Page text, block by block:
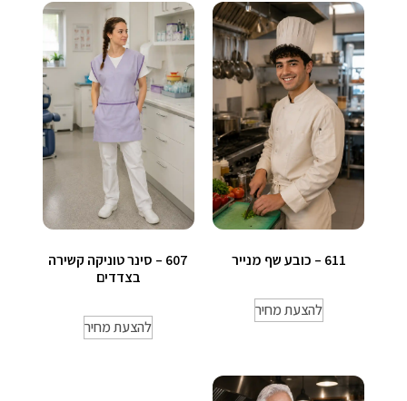
611 – כובע שף מנייר
להצעת מחיר
607 – סינר טוניקה קשירה
בצדדים
להצעת מחיר